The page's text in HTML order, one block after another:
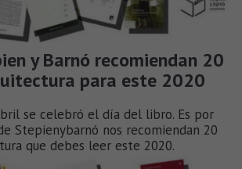
y Barnó recomiendan 20
para este 2020
se celebró el día del libro. Es por
Stepienybarnó nos recomiendan 20
que debes leer este 2020.